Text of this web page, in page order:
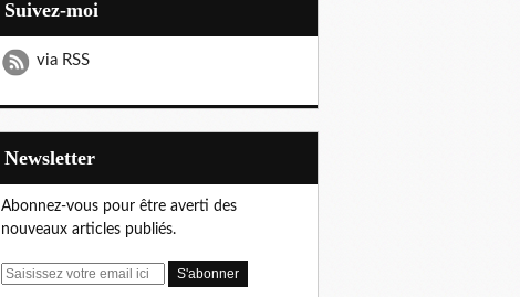
Suivez-moi
via RSS
Newsletter
Abonnez-vous pour être averti des
nouveaux articles publiés.
E